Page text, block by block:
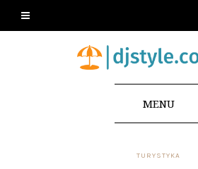
MENU
TURYSTYKA